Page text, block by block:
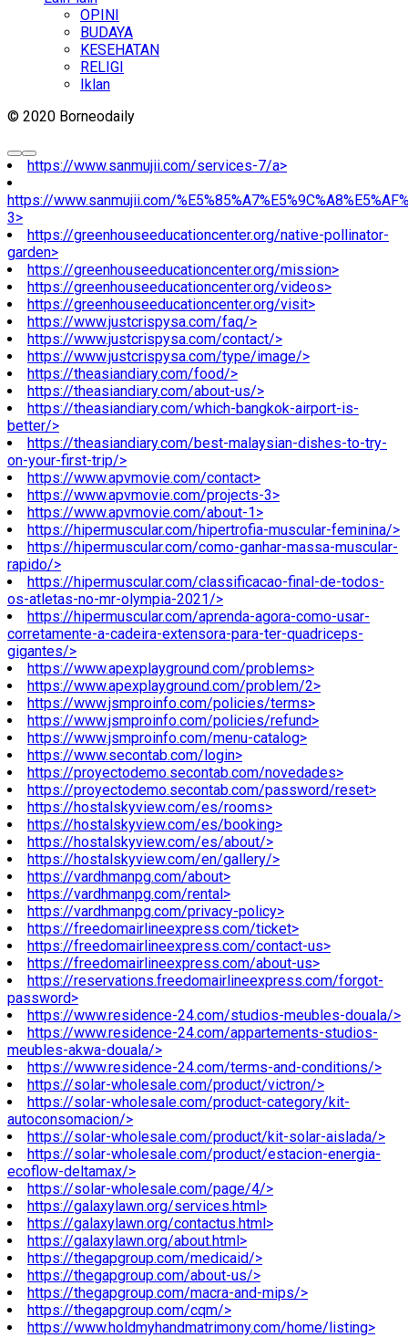
OPINI
BUDAYA
KESEHATAN
RELIGI
Iklan
© 2020 Borneodaily
https://www.sanmujii.com/services-7/a>
https://www.sanmujii.com/
3>
https://greenhouseeducationcenter.org/native-pollinator-
garden>
https://greenhouseeducationcenter.org/mission>
https://greenhouseeducationcenter.org/videos>
https://greenhouseeducationcenter.org/visit>
https://www.justcrispysa.com/faq/>
https://www.justcrispysa.com/contact/>
https://www.justcrispysa.com/type/image/>
https://theasiandiary.com/food/>
https://theasiandiary.com/about-us/>
https://theasiandiary.com/which-bangkok-airport-is-
better/>
https://theasiandiary.com/best-malaysian-dishes-to-try-
on-your-first-trip/>
https://www.apvmovie.com/contact>
https://www.apvmovie.com/projects-3>
https://www.apvmovie.com/about-1>
https://hipermuscular.com/hipertrofia-muscular-feminina/>
https://hipermuscular.com/como-ganhar-massa-muscular-
rapido/>
https://hipermuscular.com/classificacao-final-de-todos-
os-atletas-no-mr-olympia-2021/>
https://hipermuscular.com/aprenda-agora-como-usar-
corretamente-a-cadeira-extensora-para-ter-quadriceps-
gigantes/>
https://www.apexplayground.com/problems>
https://www.apexplayground.com/problem/2>
https://www.jsmproinfo.com/policies/terms>
https://www.jsmproinfo.com/policies/refund>
https://www.jsmproinfo.com/menu-catalog>
https://www.secontab.com/login>
https://proyectodemo.secontab.com/novedades>
https://proyectodemo.secontab.com/password/reset>
https://hostalskyview.com/es/rooms>
https://hostalskyview.com/es/booking>
https://hostalskyview.com/es/about/>
https://hostalskyview.com/en/gallery/>
https://vardhmanpg.com/about>
https://vardhmanpg.com/rental>
https://vardhmanpg.com/privacy-policy>
https://freedomairlineexpress.com/ticket>
https://freedomairlineexpress.com/contact-us>
https://freedomairlineexpress.com/about-us>
https://reservations.freedomairlineexpress.com/forgot-
password>
https://www.residence-24.com/studios-meubles-douala/>
https://www.residence-24.com/appartements-studios-
meubles-akwa-douala/>
https://www.residence-24.com/terms-and-conditions/>
https://solar-wholesale.com/product/victron/>
https://solar-wholesale.com/product-category/kit-
autoconsomacion/>
https://solar-wholesale.com/product/kit-solar-aislada/>
https://solar-wholesale.com/product/estacion-energia-
ecoflow-deltamax/>
https://solar-wholesale.com/page/4/>
https://galaxylawn.org/services.html>
https://galaxylawn.org/contactus.html>
https://galaxylawn.org/about.html>
https://thegapgroup.com/medicaid/>
https://thegapgroup.com/about-us/>
https://thegapgroup.com/macra-and-mips/>
https://thegapgroup.com/cqm/>
https://www.holdmyhandmatrimony.com/home/listing>